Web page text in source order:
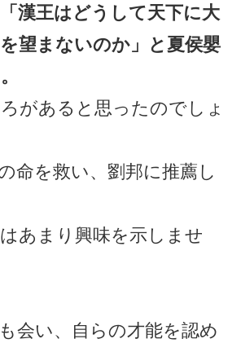
漢王はどうして天下に大
望まないのか」と夏侯嬰
があると思ったのでしょ
命を救い、劉邦に推薦し
あまり興味を示しませ
会い、自らの才能を認め